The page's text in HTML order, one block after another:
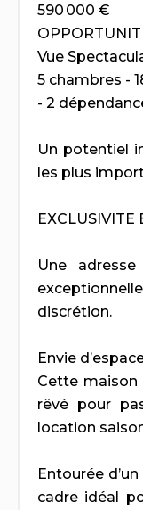
590 000 €
Vue
5 chambres -
- 2
Un potentiel
les plus
EXCLUSIVITE
Une
discrétion.
Envie
Cette maison
rêvé pour
location
Entourée
cadre idéal